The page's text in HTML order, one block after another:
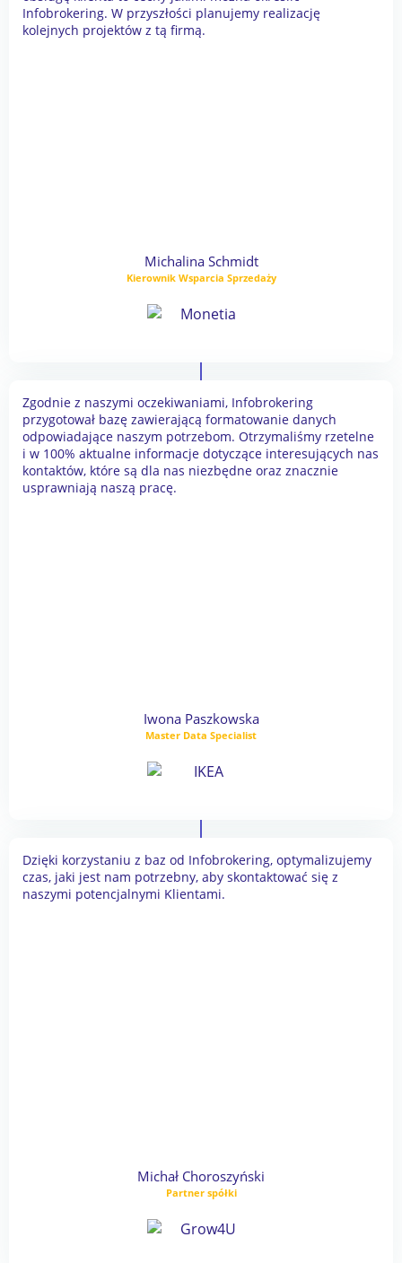
Infobrokering. W przyszłości planujemy realizację
kolejnych projektów z tą firmą.
Michalina Schmidt
Kierownik Wsparcia Sprzedaży
Zgodnie z naszymi oczekiwaniami, Infobrokering
przygotował bazę zawierającą formatowanie danych
odpowiadające naszym potrzebom. Otrzymaliśmy rzetelne
i w 100% aktualne informacje dotyczące interesujących nas
kontaktów, które są dla nas niezbędne oraz znacznie
usprawniają naszą pracę.
Iwona Paszkowska
Master Data Specialist
Dzięki korzystaniu z baz od Infobrokering, optymalizujemy
czas, jaki jest nam potrzebny, aby skontaktować się z
naszymi potencjalnymi Klientami.
Michał Choroszyński
Partner spółki